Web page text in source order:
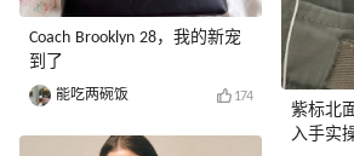
Coach Brooklyn 28，我的新宠
到了
能吃两碗饭 174
紫标北
入手实